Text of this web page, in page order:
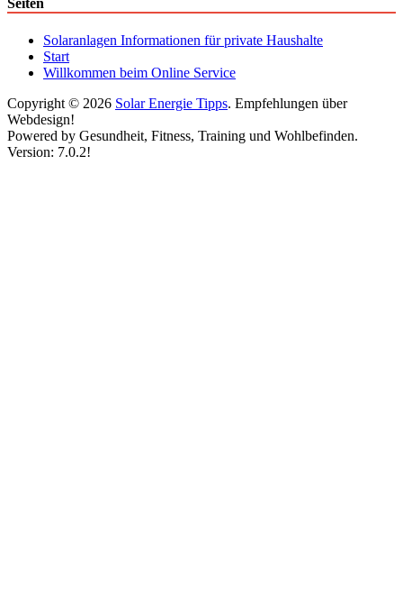
Seiten
Solaranlagen Informationen für private Haushalte
Start
Willkommen beim Online Service
Copyright © 2026 Solar Energie Tipps. Empfehlungen über
Webdesign!
Powered by Gesundheit, Fitness, Training und Wohlbefinden.
Version: 7.0.2!